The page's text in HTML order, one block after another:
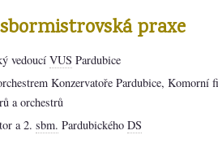
praxe
vedoucí VUS Pardubice
Konzervatoře Pardubice, Komorní
a orchestrů
a 2. sbm. Pardubického DS